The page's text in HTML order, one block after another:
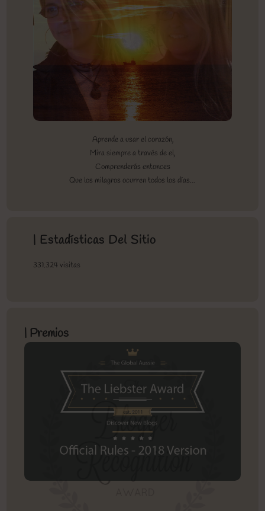
Aprende a usar el corazón,
Mira siempre a través de el,
Comprenderás entonces
Que los milagros ocurren todos los días…
| Estadísticas Del Sitio
331.324 visitas
| Premios